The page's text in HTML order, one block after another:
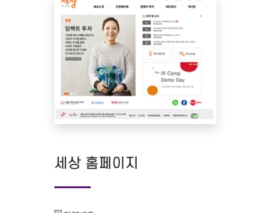
세상 홈페이지